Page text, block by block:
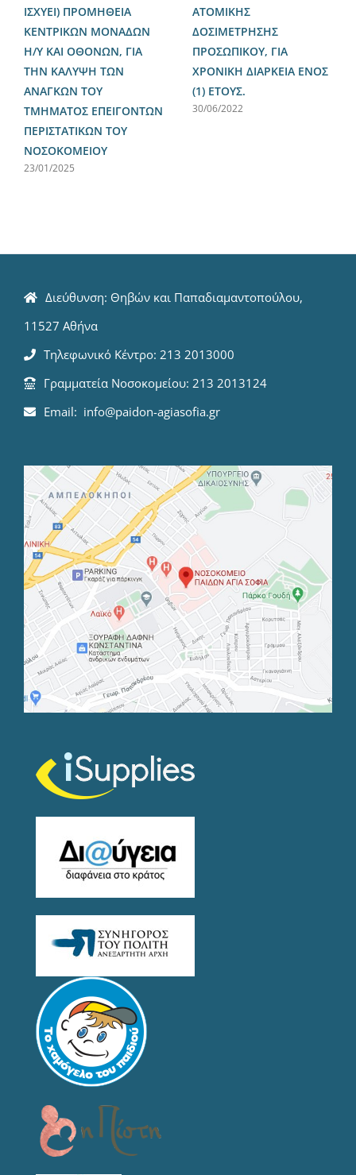
ΙΣΧΥΕΙ) ΠΡΟΜΗΘΕΙΑ
ΚΕΝΤΡΙΚΩΝ ΜΟΝΑΔΩΝ
Η/Υ ΚΑΙ ΟΘΟΝΩΝ, ΓΙΑ
ΤΗΝ ΚΑΛΥΨΗ ΤΩΝ
ΑΝΑΓΚΩΝ ΤΟΥ
ΤΜΗΜΑΤΟΣ ΕΠΕΙΓΟΝΤΩΝ
ΠΕΡΙΣΤΑΤΙΚΩΝ ΤΟΥ
ΝΟΣΟΚΟΜΕΙΟΥ
23/01/2025
ΑΤΟΜΙΚΗΣ
ΔΟΣΙΜΕΤΡΗΣΗΣ
ΠΡΟΣΩΠΙΚΟΥ, ΓΙΑ
ΧΡΟΝΙΚΗ ΔΙΑΡΚΕΙΑ ΕΝΟΣ
(1) ΕΤΟΥΣ.
30/06/2022
Διεύθυνση: Θηβών και Παπαδιαμαντοπούλου,
11527 Αθήνα
Τηλεφωνικό Κέντρο: 213 2013000
Γραμματεία Νοσοκομείου: 213 2013124
Email: info@paidon-agiasofia.gr